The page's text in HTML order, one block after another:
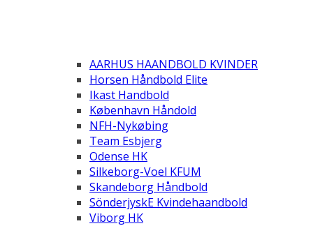
AARHUS HAANDBOLD KVINDER
Horsen Håndbold Elite
Ikast Handbold
København Håndold
NFH-Nykøbing
Team Esbjerg
Odense HK
Silkeborg-Voel KFUM
Skandeborg Håndbold
SönderjyskE Kvindehaandbold
Viborg HK